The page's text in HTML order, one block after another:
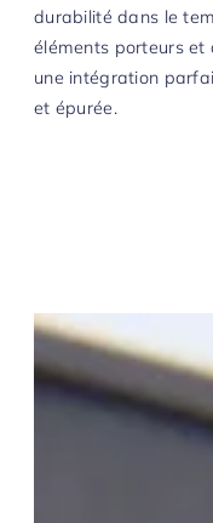
durabilité dans le
éléments porteurs
une intégration
et épurée.